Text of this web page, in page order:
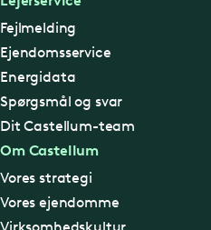
Fejlmelding
Ejendomsservice
Energidata
Spørgsmål og svar
Dit Castellum-team
Om Castellum
Vores strategi
Vores ejendomme